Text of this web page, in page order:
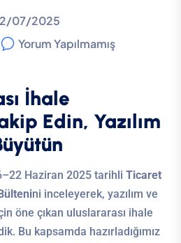
07/2025
Yorum Yapılmamış
İhale
Edin, Yazılım
Haziran 2025 tarihli Ticaret
ni inceleyerek, yazılım ve
öne çıkan uluslararası ihale
Bu kapsamda hazırladığımız